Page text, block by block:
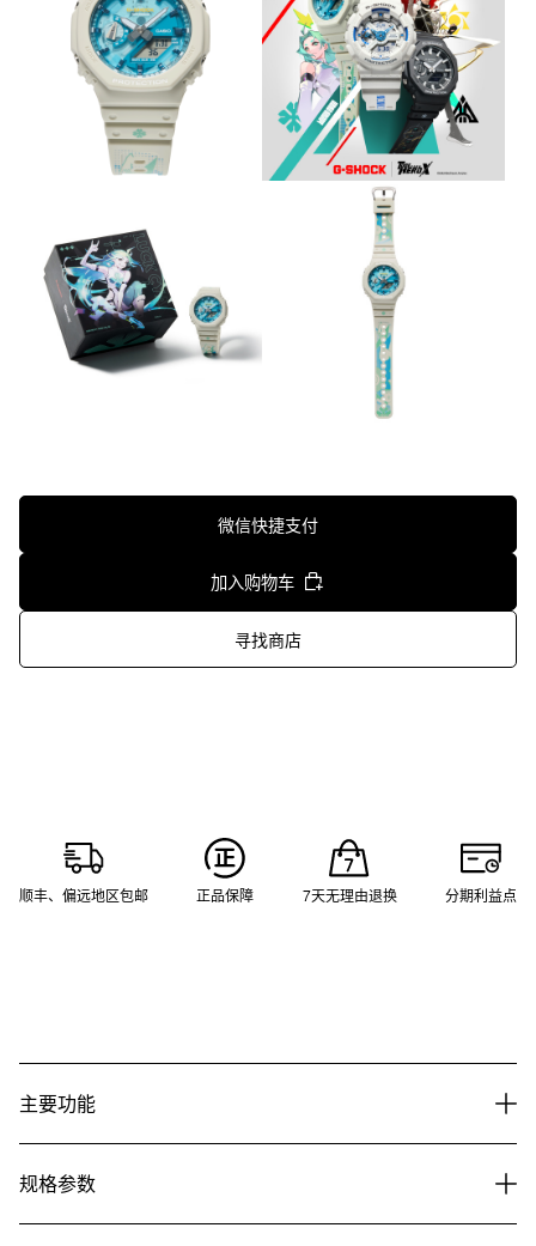
GA-110HDS-7APRT全员款，短表带上星现“TO BE HERO X”动漫
的英语名称，长表带上体现信赖值的元素，与动画中场景相呼应，
信赖值的数值是“202504060830”就即动画的开播时间整体运用动漫
中的经典蓝色，打造出绚丽的渐变色值。
GA-2100-1APRT林凌款，腕表运用角色经典ICON象征角色信仰，
隐喻普通人突破自我枷锁，从替身到真正英雄的蜕变。
GA-2100AS-5APRT幸运青款，表带上设计了唱片、吉他等元素，
呼应用“歌声传递幸运”的角色技能。
微信快捷支付
加入购物车
寻找商店
顺丰、偏远地区包邮 正品保障 7天无理由退换 分期利益点
主要功能
规格参数